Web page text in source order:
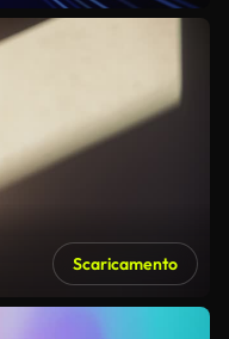
Scaricamento